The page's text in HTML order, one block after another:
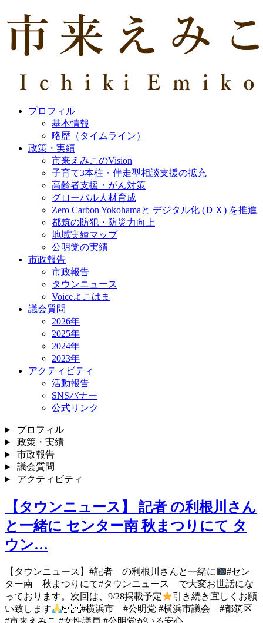
プロフィル
基本情報
略歴（タイムライン）
政策・実績
市来えみこのVision
子育て3本柱・伴走型相談支援の拡充
高齢者支援・がん対策
グローバル人材育成
Zero Carbon Yokohamaと デジタル化 (ＤＸ) を推進
都筑の防犯・防災力向上
地域実績マップ
公明党の実績
市政報告
市政報告
タウンニュース
Voiceよこはま
議会質問
2026年
2025年
2024年
2023年
アクティビティ
活動報告
SNSバナー
公式リンク
プロフィル
政策・実績
市政報告
議会質問
アクティビティ
【タウンニュース】 記者 の利根川さん
と一緒に センター南 秋まつりにて タ
ウン…
【タウンニュース】 #記者 の利根川さんと一緒に
#セン
ター南 秋まつりにて #タウンニュース で 大変お世話にな
っております。 次回は、9/28掲載予定
引き続き宜しくお願
い致します
#横浜市 #公明党 #横浜市議会 #都筑区